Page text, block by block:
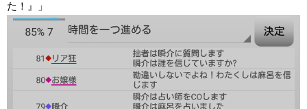
た！』」